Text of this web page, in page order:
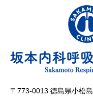
〒773-0013 徳島県小松